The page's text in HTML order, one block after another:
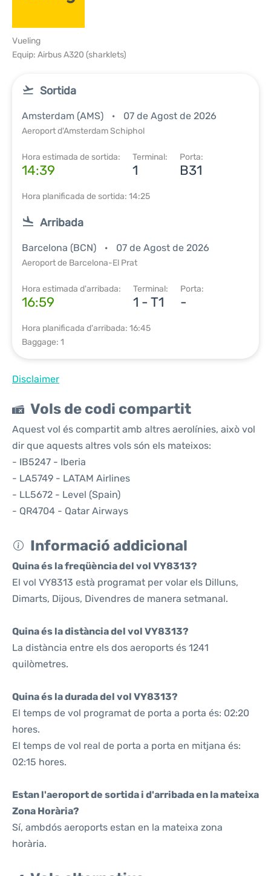
Vueling
Equip: Airbus A320 (sharklets)
Sortida
Amsterdam (AMS) 07 de Agost de 2026
Aeroport d'Amsterdam Schiphol
Hora estimada de sortida:
14:39
Terminal:
1
Porta:
B31
Hora planificada de sortida: 14:25
Arribada
Barcelona (BCN) 07 de Agost de 2026
Aeroport de Barcelona-El Prat
Hora estimada d'arribada:
16:59
Terminal:
1 - T1
Porta:
-
Hora planificada d'arribada: 16:45
Baggage: 1
Disclaimer
Vols de codi compartit
Aquest vol és compartit amb altres aerolínies, això vol
dir que aquests altres vols són els mateixos:
- IB5247 - Iberia
- LA5749 - LATAM Airlines
- LL5672 - Level (Spain)
- QR4704 - Qatar Airways
Informació addicional
Quina és la freqüència del vol VY8313?
El vol VY8313 està programat per volar els Dilluns,
Dimarts, Dijous, Divendres de manera setmanal.
Quina és la distància del vol VY8313?
La distància entre els dos aeroports és 1241
quilòmetres.
Quina és la durada del vol VY8313?
El temps de vol programat de porta a porta és: 02:20
hores.
El temps de vol real de porta a porta en mitjana és:
02:15 hores.
Estan l'aeroport de sortida i d'arribada en la mateixa
Zona Horària?
Sí, ambdós aeroports estan en la mateixa zona
horària.